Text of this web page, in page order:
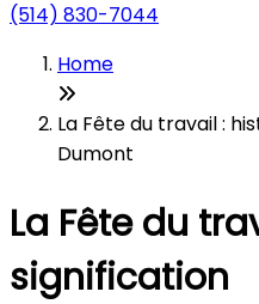
(514) 830-7044
Home
La Fête du travail :
Dumont
La Fête du
signification